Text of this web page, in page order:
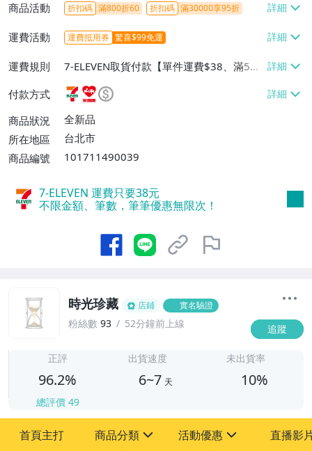
商品活動 折扣碼 滿800折60 折扣碼 滿30000享95折
運費活動 運費抵用券 驚喜$99免運
運費規則
7-ELEVEN取貨付款【單件運費$38、滿5件
或消費滿$1298免運費】、7-ELEVEN取貨
不付款【免運費】、萊爾富取貨付款【單件
運費$60、滿5件或消費滿$1298免運
費】、宅配/貨運【單件運費$120、滿5件
付款方式
商品狀況
全新品
所在地區
台北市
商品編號
101711490039
7-ELEVEN 運費只要38元
不限金額、筆數，筆筆優惠無限次！
時光珍藏 店鋪 實名驗證
粉絲數 93 52分鐘前上線 追蹤
正評
96.2%
總評價 49
出貨速度
6~7 天
未出貨率
10%
首頁主打 商品分類 活動優惠 直播影